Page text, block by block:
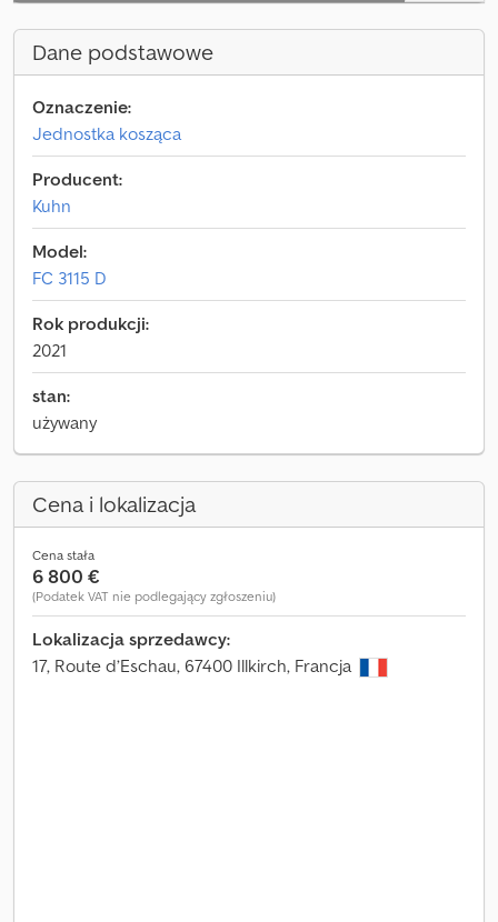
Dane podstawowe
Oznaczenie:
Jednostka kosząca
Producent:
Kuhn
Model:
FC 3115 D
Rok produkcji:
2021
stan:
używany
Cena i lokalizacja
Cena stała
6 800 €
(Podatek VAT nie podlegający zgłoszeniu)
Lokalizacja sprzedawcy:
17, Route d’Eschau, 67400 Illkirch, Francja